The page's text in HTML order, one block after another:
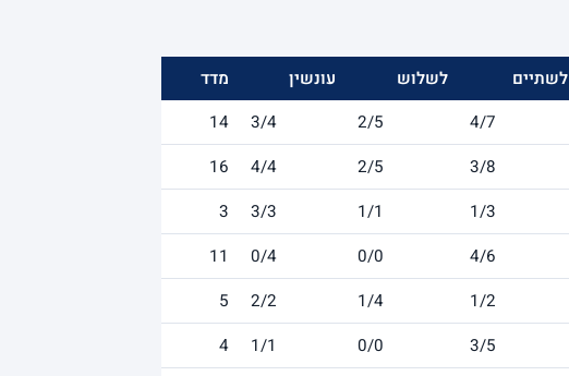
לשתיים לשלוש עונשין
מדד
4/7
2/5
3/4
14
3/8
2/5
4/4
16
1/3
1/1
3/3
3
4/6
0/0
0/4
11
1/2
1/4
2/2
5
3/5
0/0
1/1
4